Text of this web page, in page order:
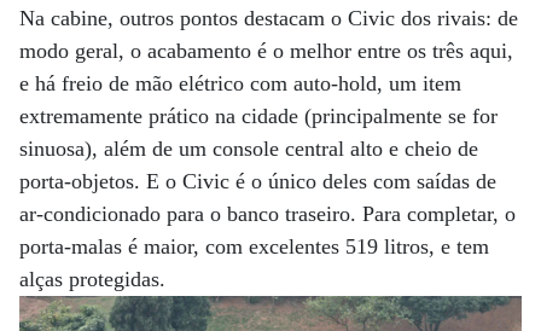
Na cabine, outros pontos destacam o Civic dos rivais: de
modo geral, o acabamento é o melhor entre os três aqui,
e há freio de mão elétrico com auto-hold, um item
extremamente prático na cidade (principalmente se for
sinuosa), além de um console central alto e cheio de
porta-objetos. E o Civic é o único deles com saídas de
ar-condicionado para o banco traseiro. Para completar, o
porta-malas é maior, com excelentes 519 litros, e tem
alças protegidas.